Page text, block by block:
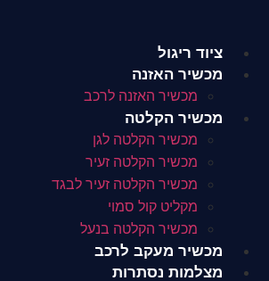
ציוד ריגול
מכשיר האזנה
מכשיר האזנה לרכב
מכשיר הקלטה
מכשיר הקלטה לגן
מכשיר הקלטה זעיר
מכשיר הקלטה זעיר לבגד
מקליט קול סמוי
מכשיר הקלטה בנעל
מכשיר מעקב לרכב
מצלמות נסתרות